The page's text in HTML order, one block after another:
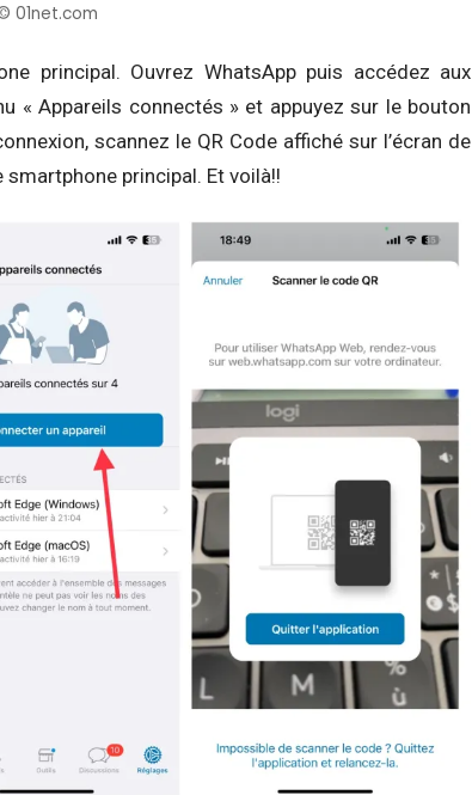
01net.com
principal. Ouvrez WhatsApp puis accédez aux
« Appareils connectés » et appuyez sur le bouton
scannez le QR Code affiché sur l’écran de
principal. Et voilà!!